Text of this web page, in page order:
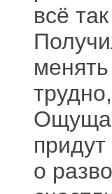
всё
о